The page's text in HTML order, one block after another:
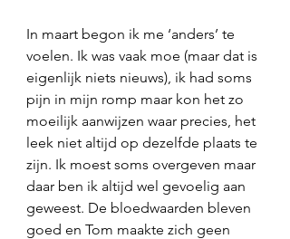
In maart begon ik me ‘anders’ te
voelen. Ik was vaak moe (maar dat is
eigenlijk niets nieuws), ik had soms
pijn in mijn romp maar kon het zo
moeilijk aanwijzen waar precies, het
leek niet altijd op dezelfde plaats te
zijn. Ik moest soms overgeven maar
daar ben ik altijd wel gevoelig aan
geweest. De bloedwaarden bleven
goed en Tom maakte zich geen